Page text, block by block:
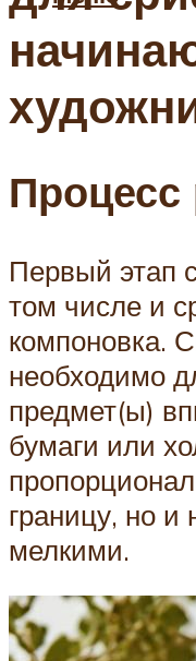
Процесс
Первый этап
том числе и
компоновка.
необходимо
предмет(ы)
бумаги или
границу, но
мелкими.